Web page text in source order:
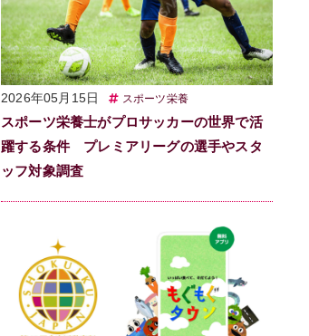
2026年05月15日 スポーツ栄養
スポーツ栄養士がプロサッカーの世界で活
躍する条件 プレミアリーグの選手やスタ
ッフ対象調査